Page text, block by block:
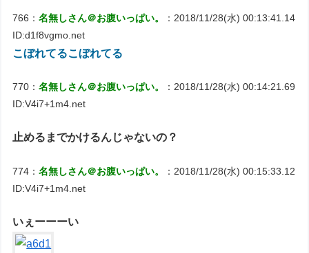
766：名無しさん＠お腹いっぱい。
：2018/11/28(水) 00:13:41.14
ID:d1f8vgmo.net
こぼれてるこぼれてる
770：名無しさん＠お腹いっぱい。
：2018/11/28(水) 00:14:21.69
ID:V4i7+1m4.net
止めるまでかけるんじゃないの？
774：名無しさん＠お腹いっぱい。
：2018/11/28(水) 00:15:33.12
ID:V4i7+1m4.net
いぇーーーい